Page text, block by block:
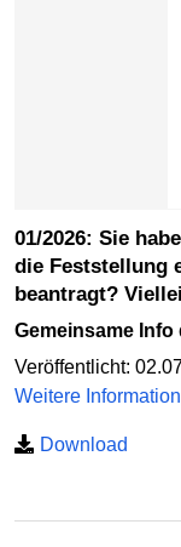
01/2026: Sie haben von Januar bis April 2026 online
die Feststellung
beantragt?
gemeinsame
Veröffentlicht:
Weitere
Download